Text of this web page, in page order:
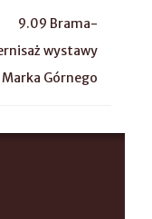
9.09 Brama-
wystawy
Marka Górnego